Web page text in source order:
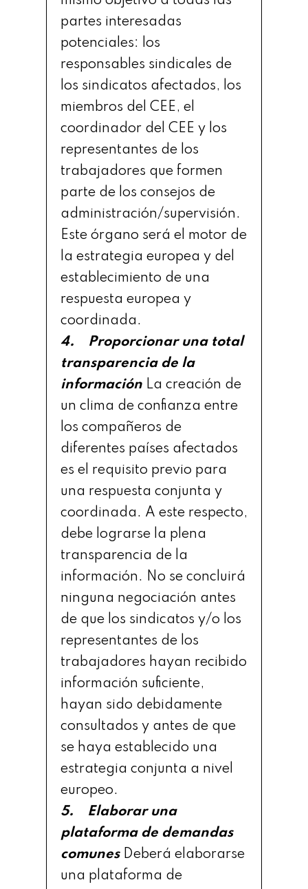
partes interesadas
potenciales: los
responsables sindicales de
los sindicatos afectados, los
miembros del CEE, el
coordinador del CEE y los
representantes de los
trabajadores que formen
parte de los consejos de
administración/supervisión.
Este órgano será el motor de
la estrategia europea y del
establecimiento de una
respuesta europea y
coordinada.
4. Proporcionar una total
transparencia de la
información La creación de
un clima de confianza entre
los compañeros de
diferentes países afectados
es el requisito previo para
una respuesta conjunta y
coordinada. A este respecto,
debe lograrse la plena
transparencia de la
información. No se concluirá
ninguna negociación antes
de que los sindicatos y/o los
representantes de los
trabajadores hayan recibido
información suficiente,
hayan sido debidamente
consultados y antes de que
se haya establecido una
estrategia conjunta a nivel
europeo.
5. Elaborar una
plataforma de demandas
comunesDeberá elaborarse
una plataforma de